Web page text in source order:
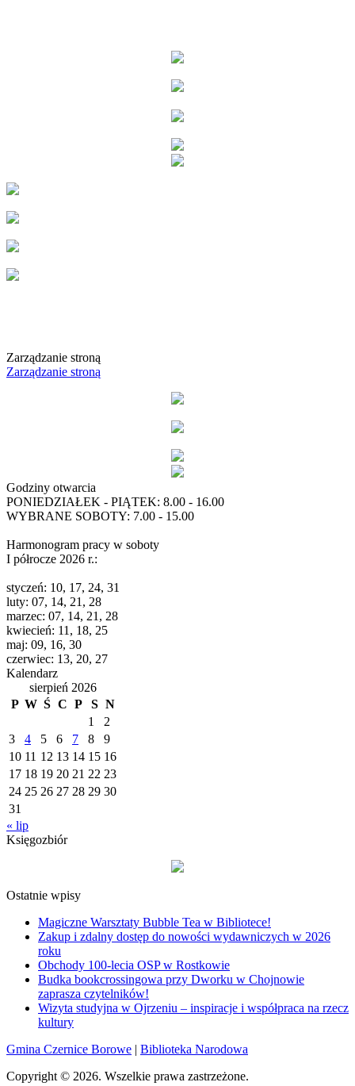
Zarządzanie stroną
Zarządzanie stroną
Godziny otwarcia
PONIEDZIAŁEK - PIĄTEK: 8.00 - 16.00
WYBRANE SOBOTY: 7.00 - 15.00
Harmonogram pracy w soboty
I półrocze 2026 r.:
styczeń: 10, 17, 24, 31
luty: 07, 14, 21, 28
marzec: 07, 14, 21, 28
kwiecień: 11, 18, 25
maj: 09, 16, 30
czerwiec: 13, 20, 27
Kalendarz
sierpień 2026
P W Ś C P S N
1
2
3
4 5 6 7 8
9
10 11 12 13 14 15 16
17 18 19 20 21 22 23
24 25 26 27 28 29 30
31
« lip
Księgozbiór
Ostatnie wpisy
Magiczne Warsztaty Bubble Tea w Bibliotece!
Zakup i zdalny dostęp do nowości wydawniczych w 2026
roku
Obchody 100-lecia OSP w Rostkowie
Budka bookcrossingowa przy Dworku w Chojnowie
zaprasza czytelników!
Wizyta studyjna w Ojrzeniu – inspiracje i współpraca na rzecz
kultury
Gmina Czernice Borowe | Biblioteka Narodowa
Copyright © 2026. Wszelkie prawa zastrzeżone.